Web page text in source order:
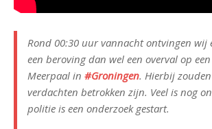
Rond 00:30 uur vannacht ontvingen wij
een beroving dan wel een overval op
Meerpaal in #Groningen. Hierbij
verdachten betrokken zijn. Veel is nog
politie is een onderzoek gestart.